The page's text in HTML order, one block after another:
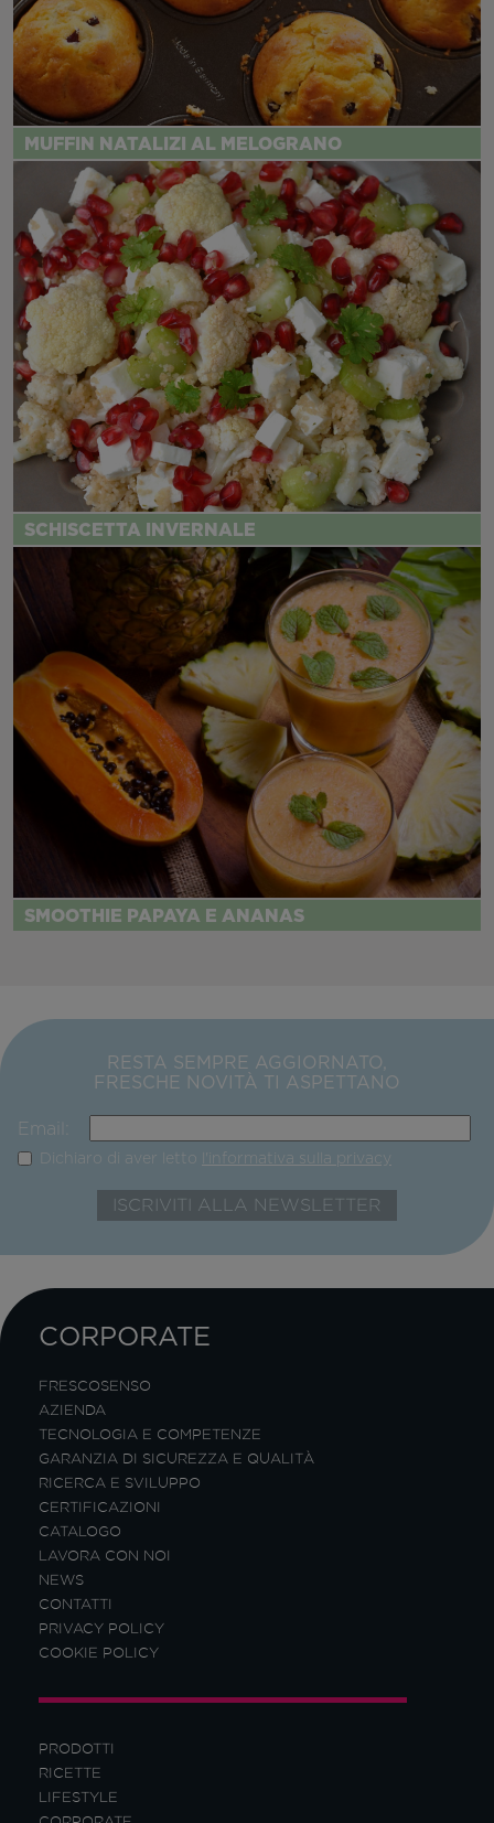
MUFFIN NATALIZI AL MELOGRANO
SCHISCETTA INVERNALE
SMOOTHIE PAPAYA E ANANAS
RESTA SEMPRE AGGIORNATO,
FRESCHE NOVITÀ TI ASPETTANO
Email:
Dichiaro di aver letto l'informativa sulla privacy
PRODOTTI
RICETTE
LIFESTYLE
CORPORATE
FRESCOSENSO
AZIENDA
TECNOLOGIA E COMPETENZE
GARANZIA DI SICUREZZA E QUALITÀ
RICERCA E SVILUPPO
CERTIFICAZIONI
CATALOGO
LAVORA CON NOI
NEWS
CONTATTI
PRIVACY POLICY
COOKIE POLICY